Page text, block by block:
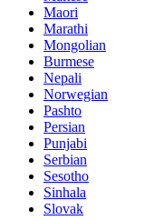
Maori
Marathi
Mongolian
Burmese
Nepali
Norwegian
Pashto
Persian
Punjabi
Serbian
Sesotho
Sinhala
Slovak